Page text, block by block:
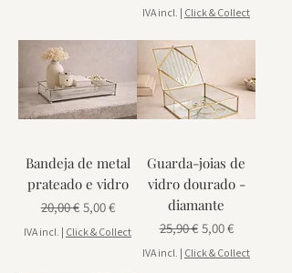
IVA incl. | Click & Collect
Bandeja de metal
prateado e vidro
Preço normal
20,00 € Preço promocional
5,00 €
IVA incl. | Click & Collect
Guarda-joias de
vidro dourado -
diamante
Preço normal
25,90 € Preço
5,00 €
IVA incl. | Click & Collect